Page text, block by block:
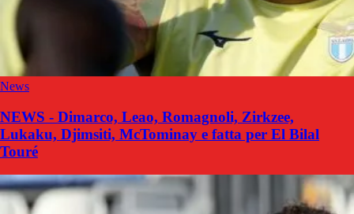
News
NEWS - Dimarco, Leao, Romagnoli, Zirkzee,
Lukaku, Djimsiti, McTominay e fatta per El Bilal
Touré